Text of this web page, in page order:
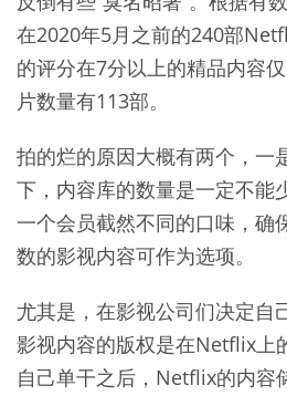
在2020年5月之前的240部
的评分在7分以上的精品内容
片数量有113部。
拍的烂的原因大概有两个，一
下，内容库的数量是一定不能
一个会员截然不同的口味，确
数的影视内容可作为选项。
尤其是，在影视公司们决定自
影视内容的版权是在Netflix上
自己单干之后，Netflix的内容